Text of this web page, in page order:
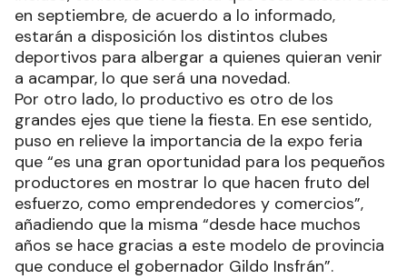
en septiembre, de acuerdo a lo informado,
estarán a disposición los distintos clubes
deportivos para albergar a quienes quieran venir
a acampar, lo que será una novedad.
Por otro lado, lo productivo es otro de los
grandes ejes que tiene la fiesta. En ese sentido,
puso en relieve la importancia de la expo feria
que “es una gran oportunidad para los pequeños
productores en mostrar lo que hacen fruto del
esfuerzo, como emprendedores y comercios”,
añadiendo que la misma “desde hace muchos
años se hace gracias a este modelo de provincia
que conduce el gobernador Gildo Insfrán”.